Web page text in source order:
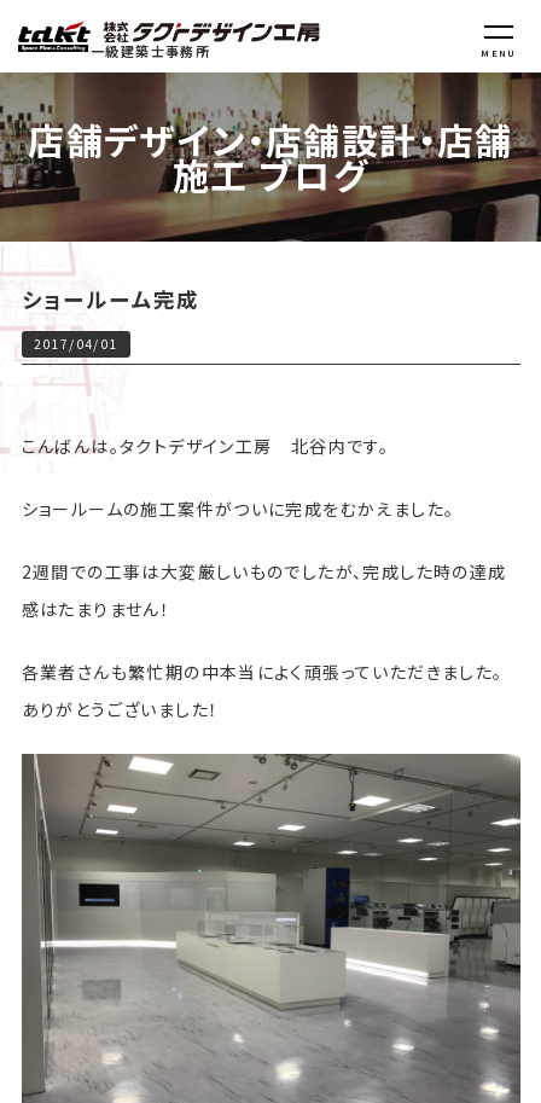
一級建築士事務所 MENU
店舗デザイン・店舗設計・店舗
施工 ブログ
ショールーム完成
2017/04/01
こんばんは。タクトデザイン工房 北谷内です。
ショールームの施工案件がついに完成をむかえました。
2週間での工事は大変厳しいものでしたが、完成した時の達成
感はたまりません！
各業者さんも繁忙期の中本当によく頑張っていただきました。
ありがとうございました！